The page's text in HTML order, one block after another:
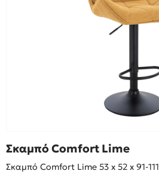
Σκαμπό Comfort Lime
Σκαμπό Comfort Lime 53 x 52 x 91-111